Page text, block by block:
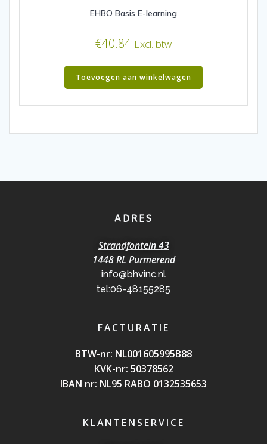
EHBO Basis E-learning
€40.84 Excl. btw
Toevoegen aan winkelwagen
ADRES
Strandfontein 43
1448 RL Purmerend
info@bhvinc.nl
tel:06-48155285
FACTURATIE
BTW-nr: NL001605995B88
KVK-nr: 50378562
IBAN nr: NL95 RABO 0132535653
KLANTENSERVICE